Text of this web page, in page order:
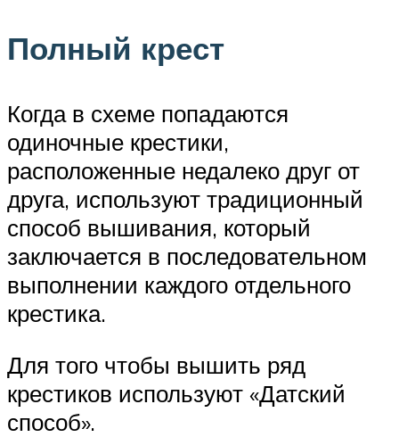
Полный крест
Когда в схеме попадаются
одиночные крестики,
расположенные недалеко друг от
друга, используют традиционный
способ вышивания, который
заключается в последовательном
выполнении каждого отдельного
крестика.
Для того чтобы вышить ряд
крестиков используют «Датский
способ».